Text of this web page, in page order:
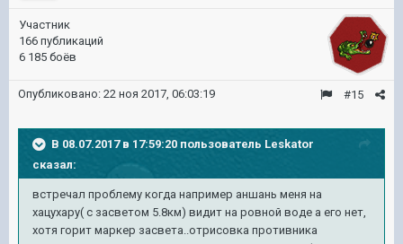
Участник
166 публикаций
6 185 боёв
#15
Опубликовано: 22 ноя 2017, 06:03:19
В 08.07.2017 в 17:59:20 пользователь Leskator
сказал:
встречал проблему когда например аншань меня на
хацухару( с засветом 5.8км) видит на ровной воде а его нет,
хотя горит маркер засвета..отрисовка противника